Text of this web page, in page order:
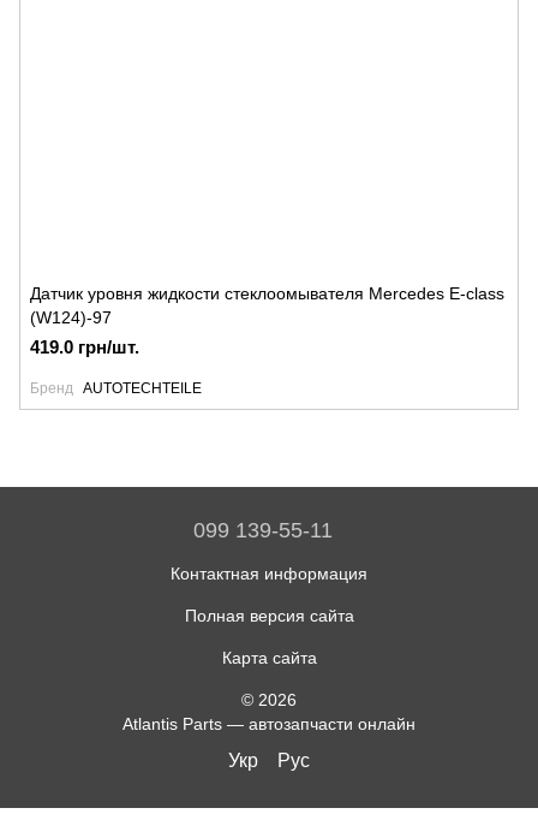
Датчик уровня жидкости стеклоомывателя Mercedes E-class
(W124)-97
419.0 грн/шт.
Бренд AUTOTECHTEILE
099 139-55-11
Контактная информация
Полная версия сайта
Карта сайта
© 2026
Atlantis Parts — автозапчасти онлайн
Укр Рус